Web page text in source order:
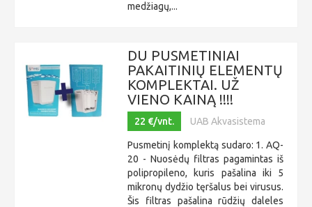
medžiagų,...
DU PUSMETINIAI
PAKAITINIŲ ELEMENTŲ
KOMPLEKTAI. UŽ
VIENO KAINĄ !!!!
22 €/vnt. UAB Akvasistema
Pusmetinį komplektą sudaro: 1. AQ-
20 - Nuosėdų filtras pagamintas iš
polipropileno, kuris pašalina iki 5
mikronų dydžio tęršalus bei virusus.
Šis filtras pašalina rūdžių daleles